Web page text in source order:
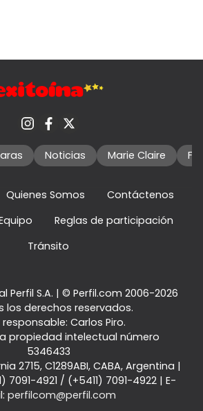
Noticias Marie Claire
Quienes Somos
Contáctenos
Reglas de participación
Tránsito
Perfil S.A. | © Perfil.com 2006-2026
los derechos reservados.
responsable: Carlos Piro.
propiedad intelectual número
5346433
2715, C1289ABI, CABA, Argentina |
7091-4921 / (+5411) 7091-4922| E-
perfilcom@perfil.com